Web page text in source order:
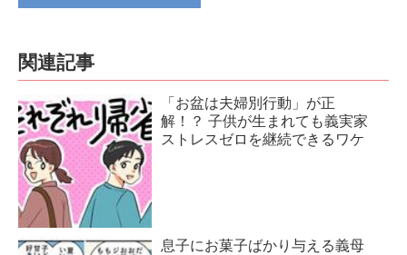
関連記事
「お盆は夫婦別行動」が正
解！？ 子供が生まれても義実家
ストレスゼロを継続できるワケ
息子にお菓子ばかり与える義母